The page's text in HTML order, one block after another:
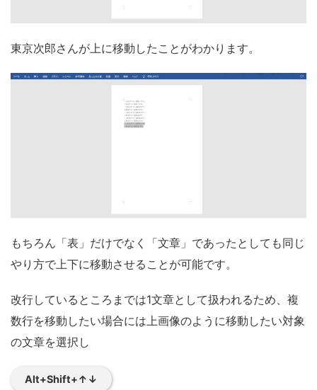
東京次郎さんが上に移動したことがわかります。
もちろん「表」だけでなく「文章」であったとしても同じ
やり方で上下に移動させることが可能です。
改行しているところまでは1文章として扱われるため、複
数行を移動したい場合には上画像のように移動したい対象
の文章を選択し
Alt+Shift+↑↓